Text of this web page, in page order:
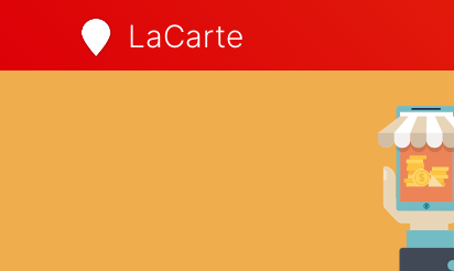
LaCarte